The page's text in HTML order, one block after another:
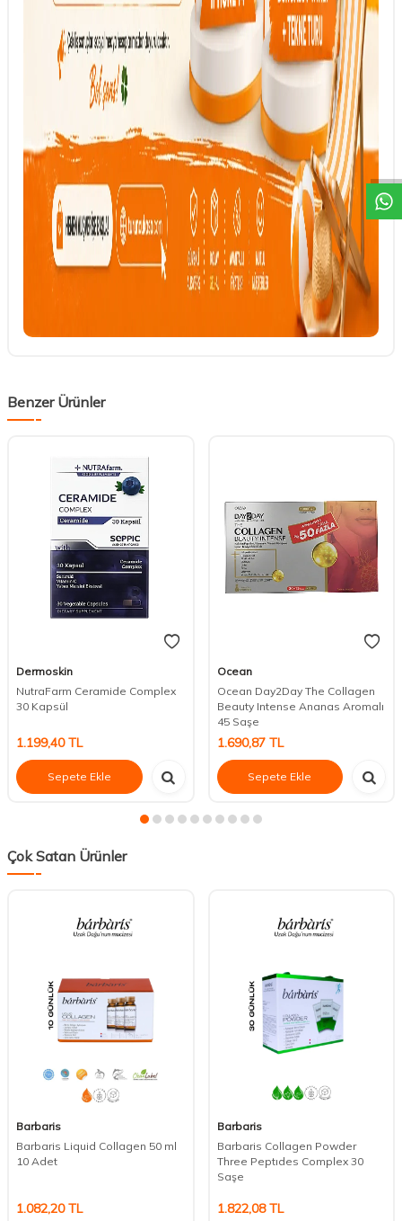
DESTEK
Benzer Ürünler
Dermoskin
NutraFarm Ceramide Complex
30 Kapsül
1.199,40TL
Sepete Ekle
Ocean
Ocean Day2Day The Collagen
Beauty Intense Ananas Aromalı
45 Saşe
1.690,87TL
Sepete Ekle
Çok Satan Ürünler
Barbaris
Barbaris Liquid Collagen 50 ml
10 Adet
1.082,20TL
Barbaris
Barbaris Collagen Powder
Three Peptıdes Complex 30
Saşe
1.822,08TL